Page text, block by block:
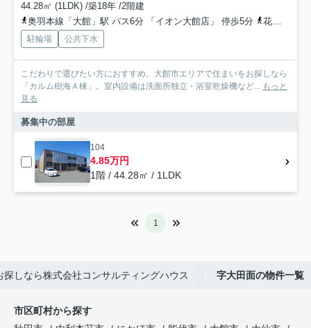
44.28㎡ (1LDK) /築18年 /2階建
奥羽本線「大館」駅 バス6分 「イオン大館店」 停歩5分
花輪線「大館」駅 バス6分 「イオン大館店」 停歩5分
駐輪場 公共下水
こだわりで選びたい方におすすめ。大館市エリアで住まいをお探しなら
「カルム樹海Ａ棟」。室内設備は洗面所独立・浴室乾燥機など... もっと
見る
募集中の部屋
104
4.85万円
1階 / 44.28㎡ / 1LDK
1
しなら株式会社コンサルティングハウス 字大田面の物件一覧
市区町村から探す